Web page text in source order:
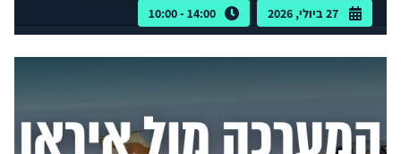
27 ביולי, 2026 14:00 - 10:00